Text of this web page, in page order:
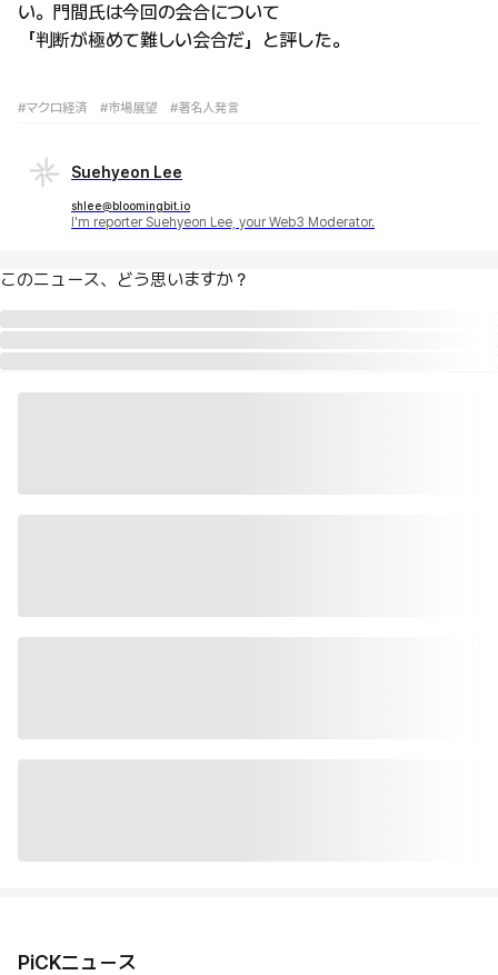
い。門間氏は今回の会合について
「判断が極めて難しい会合だ」と評した。
#マクロ経済 #市場展望 #著名人発言
Suehyeon Lee
shlee@bloomingbit.io
I'm reporter Suehyeon Lee, your Web3 Moderator.
このニュース、どう思いますか？
PiCKニュース